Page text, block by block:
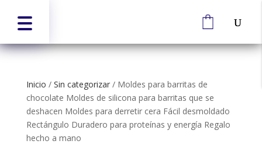
Inicio / Sin categorizar/ Moldes para barritas de
chocolate Moldes de silicona para barritas que se
deshacen Moldes para derretir cera Fácil desmoldado
Rectángulo Duradero para proteínas y energía Regalo
hecho a mano